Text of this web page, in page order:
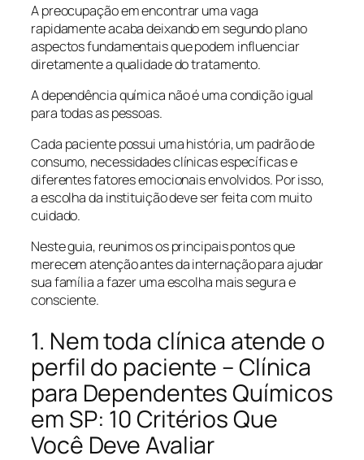
A preocupação em encontrar uma vaga
rapidamente acaba deixando em segundo plano
aspectos fundamentais que podem influenciar
diretamente a qualidade do tratamento.
A dependência química não é uma condição igual
para todas as pessoas.
Cada paciente possui uma história, um padrão de
consumo, necessidades clínicas específicas e
diferentes fatores emocionais envolvidos. Por isso,
a escolha da instituição deve ser feita com muito
cuidado.
Neste guia, reunimos os principais pontos que
merecem atenção antes da internação para ajudar
sua família a fazer uma escolha mais segura e
consciente.
1. Nem toda clínica atende o
perfil do paciente – Clínica
para Dependentes Químicos
em SP: 10 Critérios Que
Você Deve Avaliar